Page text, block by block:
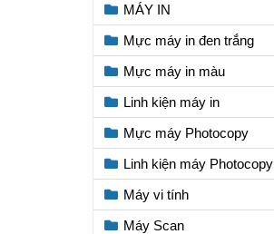
MÁY IN
Mực máy in đen trắng
Mực máy in màu
Linh kiện máy in
Mực máy Photocopy
Linh kiện máy Photocopy
Máy vi tính
Máy Scan